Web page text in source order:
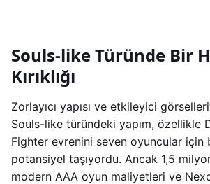
Souls-like Türünde Bir
Kırıklığı
Zorlayıcı yapısı ve etkileyici
Souls-like türündeki yapım, özellikle
Fighter evrenini seven oyuncular için
potansiyel taşıyordu. Ancak 1,5
modern AAA oyun maliyetleri ve